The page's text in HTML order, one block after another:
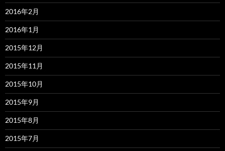
2016年2月
2016年1月
2015年12月
2015年11月
2015年10月
2015年9月
2015年8月
2015年7月